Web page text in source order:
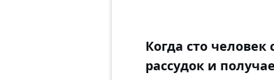
Когда сто человек
рассудок и